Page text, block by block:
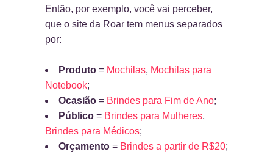
Então, por exemplo, você vai perceber,
que o site da Roar tem menus separados
por:
Produto = Mochilas, Mochilas para
Notebook;
Ocasião = Brindes para Fim de Ano;
Público = Brindes para Mulheres,
Brindes para Médicos;
Orçamento = Brindes a partir de R$20;